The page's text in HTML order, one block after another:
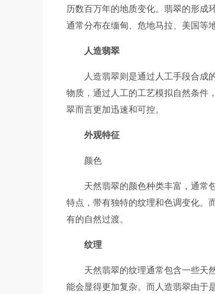
历数百万年的地质变化。翡翠的形成
通常分布在缅甸、危地马拉、美国等
人造翡翠
人造翡翠则是通过人工手段合成
物质，通过人工的工艺模拟自然条件
翠而言更加迅速和可控。
外观特征
颜色
天然翡翠的颜色种类丰富，通常
特点，带有独特的纹理和色调变化。
有的自然过渡。
纹理
天然翡翠的纹理通常包含一些天
能会显得更加复杂。而人造翡翠由于